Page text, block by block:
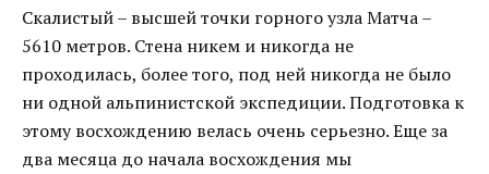
Скалистый – высшей точки горного узла Матча –
5610 метров. Стена никем и никогда не
проходилась, более того, под ней никогда не было
ни одной альпинистской экспедиции. Подготовка к
этому восхождению велась очень серьезно. Еще за
два месяца до начала восхождения мы